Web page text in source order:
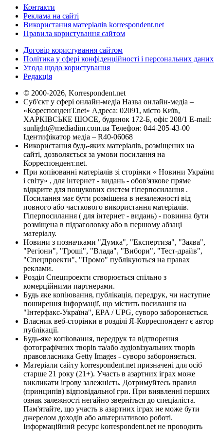
Контакти
Реклама на сайті
Використання матеріалів korrespondent.net
Правила користування сайтом
Договір користування сайтом
Політика у сфері конфіденційності і персональних даних
Угода щодо користування
Редакція
© 2000-2026, Korrespondent.net
Суб'єкт у сфері онлайн-медіа Назва онлайн-медіа –
«КореспонденТ.net» Адреса: 02091, місто Київ,
ХАРКІВСЬКЕ ШОСЕ, будинок 172-Б, офіс 208/1 E-mail:
sunlight@mediadim.com.ua Телефон: 044-205-43-00
Ідентифікатор медіа – R40-06068
Використання будь-яких матеріалів, розміщених на
сайті, дозволяється за умови посилання на
Корреспондент.net.
При копіюванні матеріалів зі сторінки « Новини України
і світу» , для інтернет - видань - обов'язкове пряме
відкрите для пошукових систем гіперпосилання .
Посилання має бути розміщена в незалежності від
повного або часткового використання матеріалів.
Гіперпосилання ( для інтернет - видань) - повинна бути
розміщена в підзаголовку або в першому абзаці
матеріалу.
Новини з позначками "Думка", "Експертиза", "Заява",
"Регіони", "Гроші", "Влада", "Вибори", "Тест-драйв",
"Спецпроекти", "Промо" публікуються на правах
реклами.
Розділ Спецпроекти створюється спільно з
комерційними партнерами.
Будь яке копіювання, публікація, передрук, чи наступне
поширення інформації, що містить посилання на
"Інтерфакс-Україна", EPA / UPG, суворо забороняється.
Власник веб-сторінки в розділі Я-Корреспондент є автор
публікації.
Будь-яке копіювання, передрук та відтворення
фотографічних творів та/або аудіовізуальних творів
правовласника Getty Images - суворо забороняється.
Матеріали сайту korrespondent.net призначені для осіб
старше 21 року (21+). Участь в азартних іграх може
викликати ігрову залежність. Дотримуйтесь правил
(принципів) відповідальної гри. При виявленні перших
ознак залежності негайно зверніться до спеціаліста.
Пам'ятайте, що участь в азартних іграх не може бути
джерелом доходів або альтернативою роботі.
Інформаційний ресурс korrespondent.net не проводить